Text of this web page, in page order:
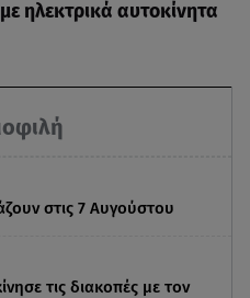
στις 7 Αυγούστου
τις διακοπές με τον
ηλεκτρικά αυτοκίνητα